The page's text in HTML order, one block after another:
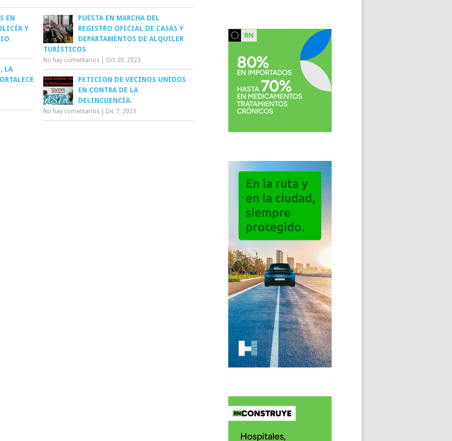
EN
Y
PUESTA EN MARCHA DEL
REGISTRO OFICIAL DE CASAS Y
DEPARTAMENTOS DE ALQUILER
TURÍSTICOS
No hay comentarios Oct 20, 2023
LA
PETICION DE VECINOS UNIDOS
EN CONTRA DE LA
DELINCUENCIA.
No hay comentarios Dic 7, 2023